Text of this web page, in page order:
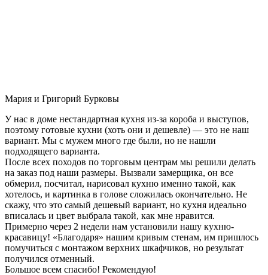
Мария и Григорий Бурковы
У нас в доме нестандартная кухня из-за короба и выступов,
поэтому готовые кухни (хоть они и дешевле) — это не наш
вариант. Мы с мужем много где были, но не нашли
подходящего варианта.
После всех походов по торговым центрам мы решили делать
на заказ под наши размеры. Вызвали замерщика, он все
обмерил, посчитал, нарисовал кухню именно такой, как
хотелось, и картинка в голове сложилась окончательно. Не
скажу, что это самый дешевый вариант, но кухня идеально
вписалась и цвет выбрала такой, как мне нравится.
Примерно через 2 недели нам установили нашу кухню-
красавицу! «Благодаря» нашим кривым стенам, им пришлось
помучиться с монтажом верхних шкафчиков, но результат
получился отменный.
Большое всем спасибо! Рекомендую!